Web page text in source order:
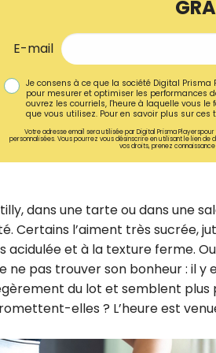
E-mail
Je consens à ce que la société Digital
pour mesurer et optimiser les performances
ouvrez les courriels, l'heure à laquelle vous
que vous utilisez. Pour en savoir plus sur ces
Votre adresse email sera utilisée par Digital Prisma
personnalisées. Vous pourrez vous désinscrire en utilisant le lien
vos droits, prenez
dans une tarte ou dans une
Certains l’aiment très sucrée,
et à la texture ferme.
ne pas trouver son bonheur : il y
du lot et semblent plus
elles ? L’heure est